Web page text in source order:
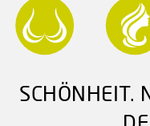
SCHÖNHEIT.